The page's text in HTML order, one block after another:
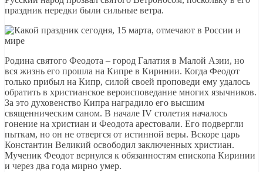
праздник нередки были сильные ветра.
Родина святого Феодота – город Галатия в Малой Азии, но
вся жизнь его прошла на Кипре в Киринии. Когда Феодот
только прибыл на Кипр, силой своей проповеди ему удалось
обратить в христианское вероисповедание многих язычников.
За это духовенство Кипра наградило его высшим
священническим саном. В начале IV столетия началось
гонение на христиан и Феодота арестовали. Его подвергли
пыткам, но он не отвергся от истинной веры. Вскоре царь
Константин Великий освободил заключенных христиан.
Мученик Феодот вернулся к обязанностям епископа Киринии
и через два года мирно умер.